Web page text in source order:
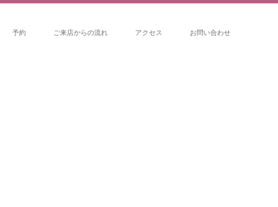
予約 ご来店からの流れ アクセス お問い合わせ